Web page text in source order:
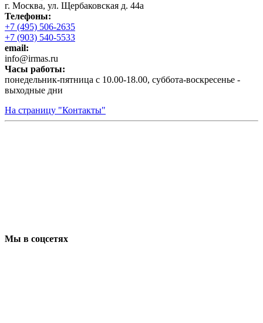
г. Москва, ул. Щербаковская д. 44а
Телефоны:
+7 (495) 506-2635
+7 (903) 540-5533
email:
infо@irmas.ru
Часы работы:
понедельник-пятница с 10.00-18.00, суббота-воскресенье -
выходные дни
На страницу "Контакты"
Мы в соцсетях